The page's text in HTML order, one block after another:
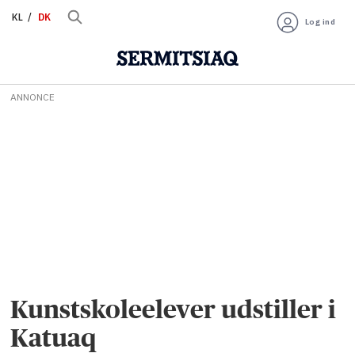
KL DK Log ind
ANNONCE
Kunstskoleelever udstiller i
Katuaq